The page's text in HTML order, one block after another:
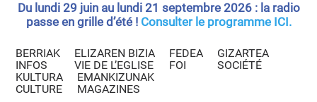
Du lundi 29 juin au lundi 21 septembre 2026 : la radio
passe en grille d’été ! Consulter le programme ICI.
BERRIAK
INFOS
ELIZAREN BIZIA
VIE DE L’EGLISE
FEDEA
FOI
GIZARTEA
SOCIÉTÉ
KULTURA
CULTURE
EMANKIZUNAK
MAGAZINES